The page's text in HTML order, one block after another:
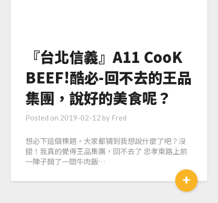
『台北信義』A11 CooK
BEEF!酷必-回不去的王品
集團，說好的美食呢？
Posted on 2019-02-12 by Fred
想必下這個標題，大家都猜到我想說什麼了吧？沒
錯！我真的覺得王品集團，回不去了 忠孝東路上前
一陣子開了一間牛肉飯…
+